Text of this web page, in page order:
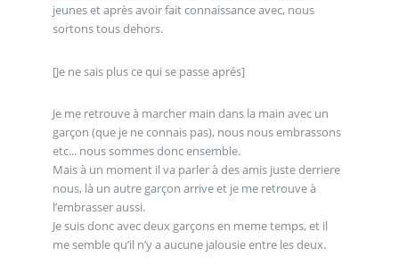
jeunes et après avoir fait connaissance avec, nous
sortons tous dehors.
[Je ne sais plus ce qui se passe aprés]
Je me retrouve à marcher main dans la main avec un
garçon (que je ne connais pas), nous nous embrassons
etc... nous sommes donc ensemble.
Mais à un moment il va parler à des amis juste derriere
nous, là un autre garçon arrive et je me retrouve à
l’embrasser aussi.
Je suis donc avec deux garçons en meme temps, et il
me semble qu’il n’y a aucune jalousie entre les deux.